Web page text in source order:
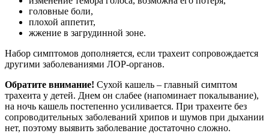
головные боли,
плохой аппетит,
жжение в загрудинной зоне.
Набор симптомов дополняется, если трахеит сопровождается
другими заболеваниями ЛОР-органов.
Обратите внимание! Сухой кашель – главный симптом
трахеита у детей. Днем он слабее (напоминает покалывание),
на ночь кашель постепенно усиливается. При трахеите без
сопроводительных заболеваний хрипов и шумов при дыхании
нет, поэтому выявить заболевание достаточно сложно.